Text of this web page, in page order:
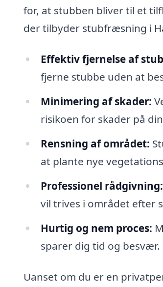
for, at stubben bliver til et
der tilbyder stubfræsning i
Effektiv fjernelse af
fjerne stubbe uden at
Minimering af skader:
risikoen for skader på
Rensning af området:
at plante nye
Professionel rådgivning:
vil trives i området efter
Hurtig og nem proces:
sparer dig tid og besvær.
Uanset om du er en